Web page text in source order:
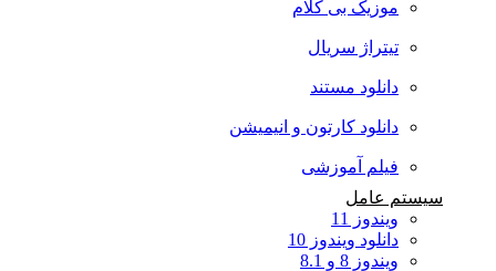
موزیک بی کلام
تیتراژ سریال
دانلود مستند
دانلود کارتون و انیمیشن
فیلم آموزشی
سیستم عامل
ویندوز 11
دانلود ویندوز 10
ویندوز 8 و 8.1